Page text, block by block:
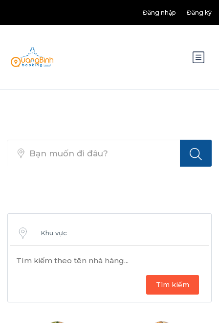
Đăng nhập Đăng ký
Khu vực
Tìm kiếm